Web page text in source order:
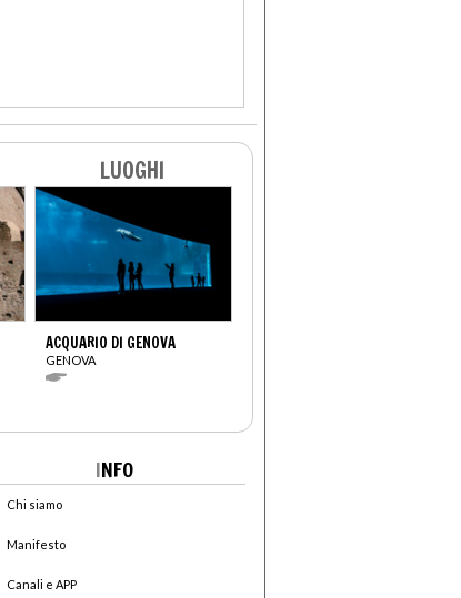
LUOGHI
ACQUARIO DI GENOVA
GENOVA
INFO
Chi siamo
Manifesto
Canali e APP